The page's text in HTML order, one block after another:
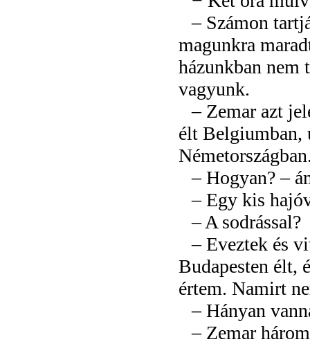
– Számon
magunkra
házunkban
vagyunk.
– Zemar azt
élt Belgiumban,
– Hogyan? –
– Egy kis
– A sodrással?
– Eveztek és
Budapesten élt,
értem. Namirt
– Hányan
– Zemar